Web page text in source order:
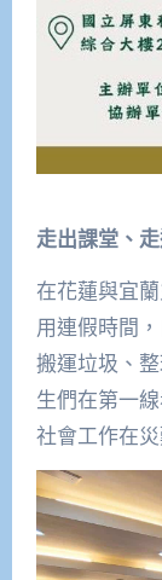
走出課堂、
在花蓮與宜
用連假時間
搬運垃圾、
生們在第一
社會工作在